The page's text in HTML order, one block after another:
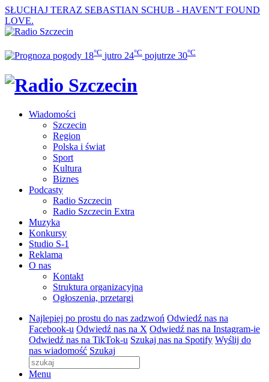
SŁUCHAJ TERAZ SEBASTIAN SCHUB - HAVEN'T FOUND
LOVE.
18°C jutro 24°C pojutrze 30°C
Wiadomości
Szczecin
Region
Polska i świat
Sport
Kultura
Biznes
Podcasty
Radio Szczecin
Radio Szczecin Extra
Muzyka
Konkursy
Studio S-1
Reklama
O nas
Kontakt
Struktura organizacyjna
Ogłoszenia, przetargi
Najlepiej po prostu do nas zadzwoń Odwiedź nas na
Facebook-u Odwiedź nas na X Odwiedź nas na Instagram-ie
Odwiedź nas na TikTok-u Szukaj nas na Spotify Wyślij do
nas wiadomość Szukaj
Menu